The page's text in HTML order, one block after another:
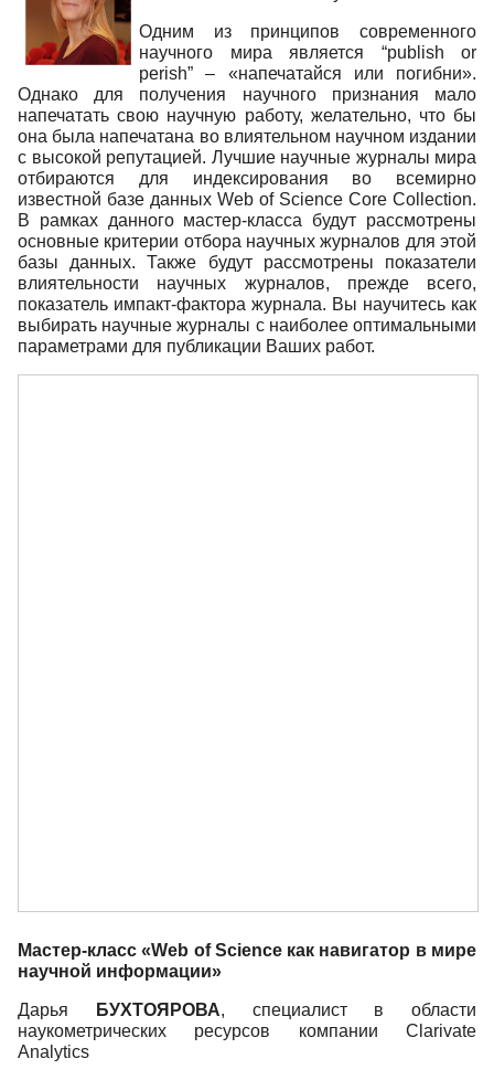
Одним из принципов современного
научного мира является “publish or
perish” – «напечатайся или погибни».
Однако для получения научного признания мало
напечатать свою научную работу, желательно, что бы
она была напечатана во влиятельном научном издании
с высокой репутацией. Лучшие научные журналы мира
отбираются для индексирования во всемирно
известной базе данных Web of Science Core Collection.
В рамках данного мастер-класса будут рассмотрены
основные критерии отбора научных журналов для этой
базы данных. Также будут рассмотрены показатели
влиятельности научных журналов, прежде всего,
показатель импакт-фактора журнала. Вы научитесь как
выбирать научные журналы с наиболее оптимальными
параметрами для публикации Ваших работ.
Мастер-класс «Web of Science как навигатор в мире
научной информации»
Дарья БУХТОЯРОВА, специалист в области
наукометрических ресурсов компании Clarivate
Analytics